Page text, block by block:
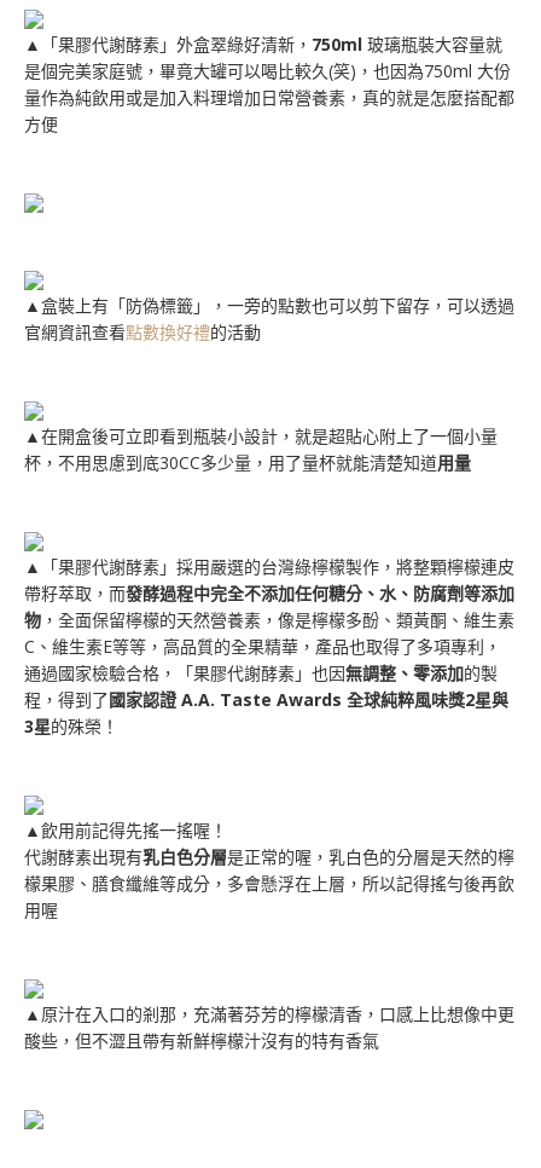
▲「果膠代謝酵素」外盒翠綠好清新， 750ml 玻璃瓶裝大容量就
是個完美家庭號，畢竟大罐可以喝比較久(笑)，也因為750ml 大份
量作為純飲用或是加入料理增加日常營養素，真的就是怎麼搭配都
方便
▲盒裝上有「防偽標籤」，一旁的點數也可以剪下留存，可以透過
官網資訊查看點數換好禮的活動
▲在開盒後可立即看到瓶裝小設計，就是超貼心附上了一個小量
杯，不用思慮到底30CC多少量，用了量杯就能清楚知道用量
▲「果膠代謝酵素」採用嚴選的台灣綠檸檬製作，將整顆檸檬連皮
帶籽萃取，而發酵過程中完全不添加任何糖分、水、防腐劑等添加
物 ，全面保留檸檬的天然營養素，像是檸檬多酚、類黃酮、維生素
C、維生素E等等，高品質的全果精華，產品也取得了多項專利，
通過國家檢驗合格，「果膠代謝酵素」也因無調整、零添加的製
程，得到了國家認證 A.A. Taste Awards 全球純粹風味獎2星與
3星的殊榮！
▲飲用前記得先搖一搖喔！
代謝酵素出現有乳白色分層是正常的喔，乳白色的分層是天然的檸
檬果膠、膳食纖維等成分，多會懸浮在上層，所以記得搖勻後再飲
用喔
▲原汁在入口的剎那，充滿著芬芳的檸檬清香，口感上比想像中更
酸些，但不澀且帶有新鮮檸檬汁沒有的特有香氣